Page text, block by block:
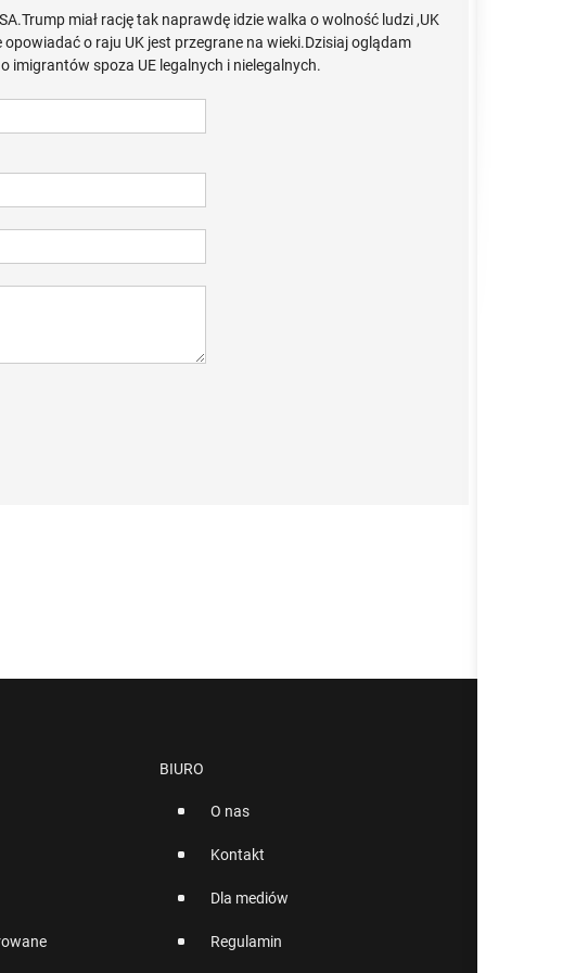
miał rację tak naprawdę idzie walka o wolność ludzi ,UK
o raju UK jest przegrane na wieki.Dzisiaj oglądam
imigrantów spoza UE legalnych i nielegalnych.
BIURO
O nas
Kontakt
Dla mediów
Regulamin